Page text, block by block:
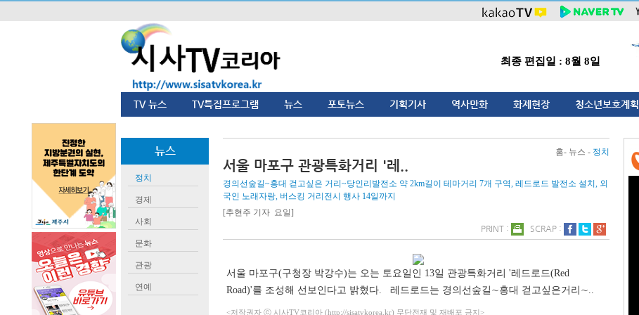
최종 편집일 : 8월 8일
TV 뉴스 TV특집프로그램 뉴스 포토뉴스 기획기사 역사만화 화제현장 청소년보호계획
뉴스
정치
경제
사회
문화
관광
연예
홈- 뉴스 - 정치
서울 마포구 관광특화거리 '레..
경의선숲길~홍대 걷고싶은 거리~당인리발전소 약 2km길이 테마거리 7개 구역, 레드로드 발전소 설치, 외
국인 노래자랑, 버스킹 거리전시 행사 14일까지
[추현주 기자 요일]
PRINT :
SCRAP :
서울 마포구(구청장 박강수)는 오는 토요일인 13일 관광특화거리 '레드로드(Red
Road)'를 조성해 선보인다고 밝혔다. 레드로드는 경의선숲길∼홍대 걷고싶은거리∼..
<저작권자 ⓒ 시사TV코리아 (http://sisatvkorea.kr) 무단전재 및 재배포 금지>